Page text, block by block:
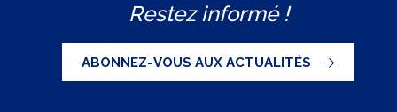
i
t
t
c
e
b
u
t
u
n
k
e
Restez informé !
ABONNEZ-VOUS AUX ACTUALITÉS